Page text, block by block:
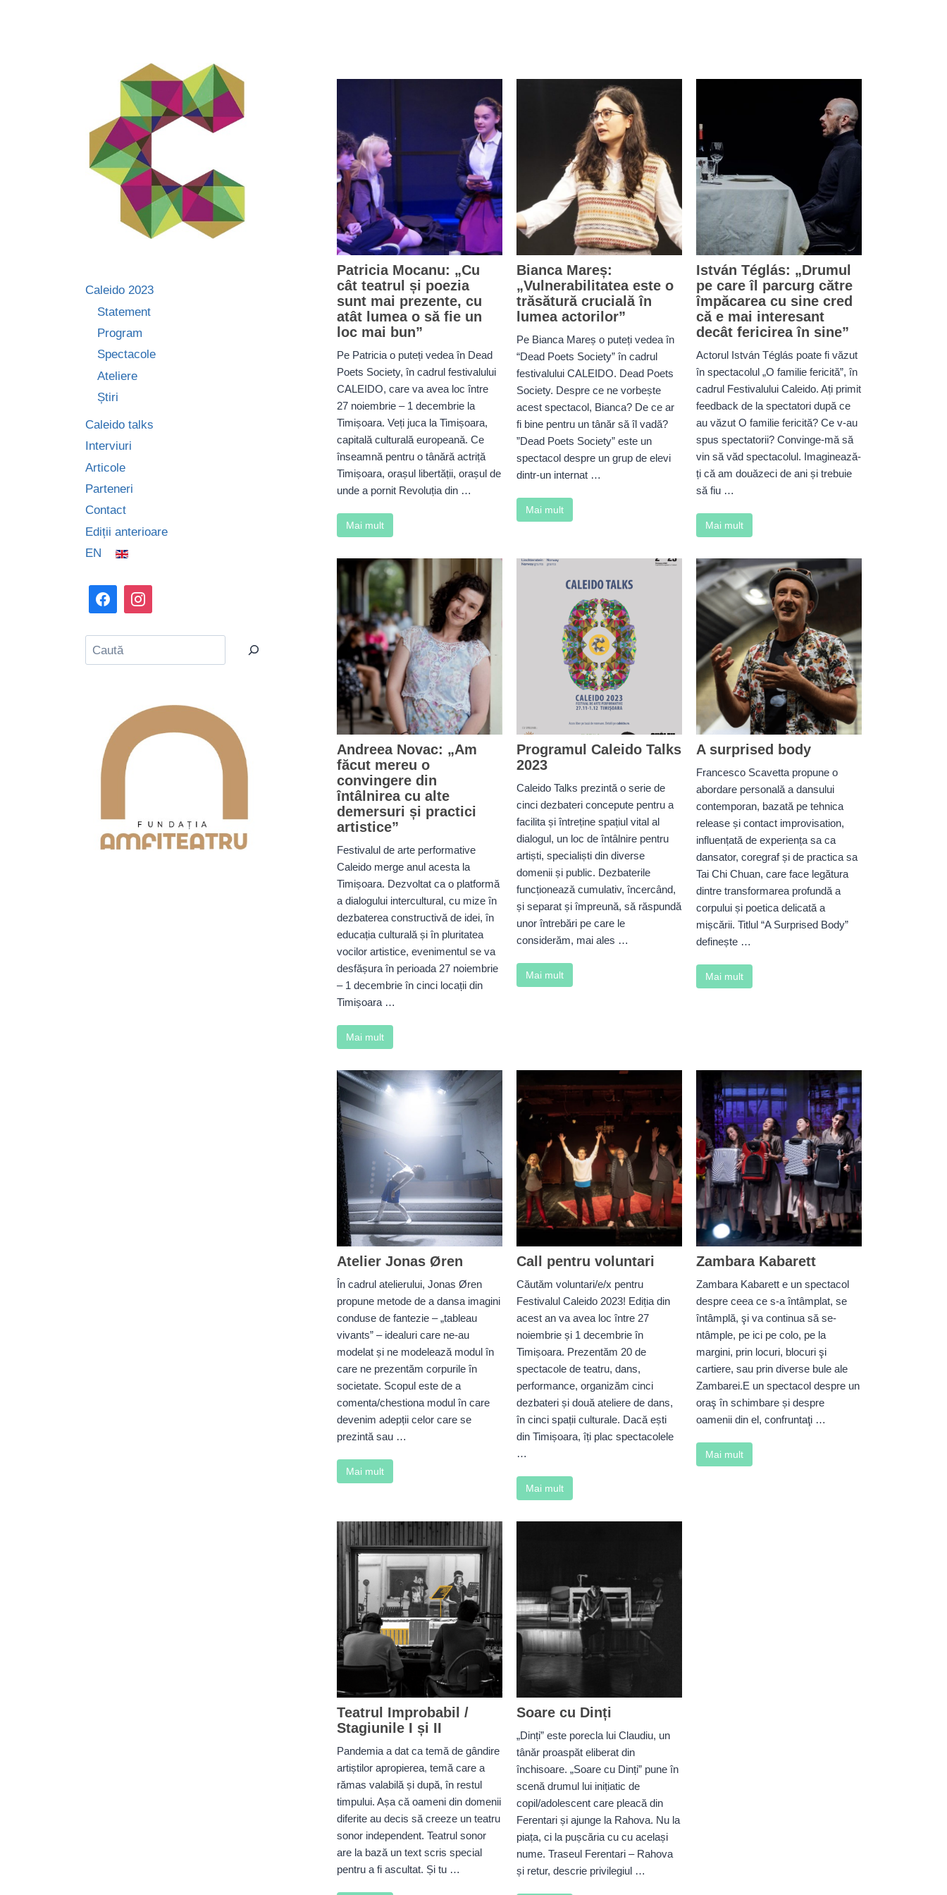
Patricia Mocanu: „Cu
cât teatrul și poezia
sunt mai prezente, cu
atât lumea o să fie un
loc mai bun”
Pe Patricia o puteți vedea în Dead
Poets Society, în cadrul festivalului
CALEIDO, care va avea loc între
27 noiembrie – 1 decembrie la
Timișoara. Veți juca la Timișoara,
capitală culturală europeană. Ce
înseamnă pentru o tânără actriță
Timișoara, orașul libertății, orașul de
unde a pornit Revoluția din …
Mai mult
Bianca Mareș:
„Vulnerabilitatea este o
trăsătură crucială în
lumea actorilor”
Pe Bianca Mareș o puteți vedea în
“Dead Poets Society” în cadrul
festivalului CALEIDO. Dead Poets
Society. Despre ce ne vorbește
acest spectacol, Bianca? De ce ar
fi bine pentru un tânăr să îl vadă?
”Dead Poets Society” este un
spectacol despre un grup de elevi
dintr-un internat …
Mai mult
István Téglás: „Drumul
pe care îl parcurg către
împăcarea cu sine cred
că e mai interesant
decât fericirea în sine”
Actorul István Téglás poate fi văzut
în spectacolul „O familie fericită”, în
cadrul Festivalului Caleido. Ați primit
feedback de la spectatori după ce
au văzut O familie fericită? Ce v-au
spus spectatorii? Convinge-mă să
vin să văd spectacolul. Imaginează-
ți că am douăzeci de ani și trebuie
să fiu …
Mai mult
Andreea Novac: „Am
făcut mereu o
convingere din
întâlnirea cu alte
demersuri și practici
artistice”
Festivalul de arte performative
Caleido merge anul acesta la
Timișoara. Dezvoltat ca o platformă
a dialogului intercultural, cu mize în
dezbaterea constructivă de idei, în
educația culturală și în pluritatea
vocilor artistice, evenimentul se va
desfășura în perioada 27 noiembrie
– 1 decembrie în cinci locații din
Timișoara …
Mai mult
Programul Caleido Talks
2023
Caleido Talks prezintă o serie de
cinci dezbateri concepute pentru a
facilita și întreține spațiul vital al
dialogul, un loc de întâlnire pentru
artiști, specialiști din diverse
domenii și public. Dezbaterile
funcționează cumulativ, încercând,
și separat și împreună, să răspundă
unor întrebări pe care le
considerăm, mai ales …
Mai mult
A surprised body
Francesco Scavetta propune o
abordare personală a dansului
contemporan, bazată pe tehnica
release și contact improvisation,
influențată de experiența sa ca
dansator, coregraf și de practica sa
Tai Chi Chuan, care face legătura
dintre transformarea profundă a
corpului și poetica delicată a
mișcării. Titlul “A Surprised Body”
definește …
Mai mult
Atelier Jonas Øren
În cadrul atelierului, Jonas Øren
propune metode de a dansa imagini
conduse de fantezie – „tableau
vivants” – idealuri care ne-au
modelat și ne modelează modul în
care ne prezentăm corpurile în
societate. Scopul este de a
comenta/chestiona modul în care
devenim adepții celor care se
prezintă sau …
Mai mult
Call pentru voluntari
Căutăm voluntari/e/x pentru
Festivalul Caleido 2023! Ediția din
acest an va avea loc între 27
noiembrie și 1 decembrie în
Timișoara. Prezentăm 20 de
spectacole de teatru, dans,
performance, organizăm cinci
dezbateri și două ateliere de dans,
în cinci spații culturale. Dacă ești
din Timișoara, îți plac spectacolele
…
Mai mult
Zambara Kabarett
Zambara Kabarett e un spectacol
despre ceea ce s-a întâmplat, se
întâmplă, şi va continua să se-
ntâmple, pe ici pe colo, pe la
margini, prin locuri, blocuri şi
cartiere, sau prin diverse bule ale
Zambarei.E un spectacol despre un
oraş în schimbare și despre
oamenii din el, confruntaţi …
Mai mult
Teatrul Improbabil /
Stagiunile I și II
Pandemia a dat ca temă de gândire
artiștilor apropierea, temă care a
rămas valabilă și după, în restul
timpului. Așa că oameni din domenii
diferite au decis să creeze un teatru
sonor independent. Teatrul sonor
are la bază un text scris special
pentru a fi ascultat. Și tu …
Soare cu Dinți
„Dinți” este porecla lui Claudiu, un
tânăr proaspăt eliberat din
închisoare. „Soare cu Dinți” pune în
scenă drumul lui inițiatic de
copil/adolescent care pleacă din
Ferentari și ajunge la Rahova. Nu la
piața, ci la pușcăria cu cu același
nume. Traseul Ferentari – Rahova
și retur, descrie privilegiul …
Caleido 2023
Statement
Program
Spectacole
Ateliere
Știri
Caleido talks
Interviuri
Articole
Parteneri
Contact
Ediții anterioare
EN
Caută